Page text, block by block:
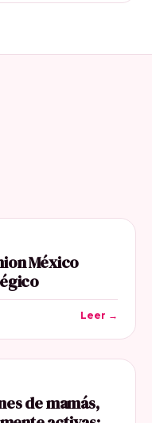
México
Leer →
de mamás,